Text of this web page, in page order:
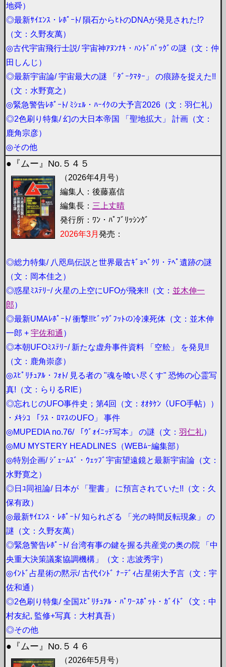
地舜）
◎最新ｻｲｴﾝｽ・ﾚﾎﾟｰﾄ/ 隕石からﾋﾄのDNAが発見された!?
（文：久野友萬）
◎古代宇宙飛行士説/ 宇宙神ｱﾇﾝﾅｷ・ﾊﾝﾄﾞﾊﾞｯｸﾞの謎（文：仲
田しんじ）
◎最新宇宙論/ 宇宙最大の謎 「ﾀﾞｰｸﾏﾀｰ」 の痕跡を捉えた!!
（文：水野寛之）
◎緊急警告ﾚﾎﾟｰﾄ/ ﾐｼｪﾙ・ﾊｰｲｸの大予言2026（文：羽仁礼）
◎2色刷り特集/ 幻の大日本帝国 「聖地拡大」 計画（文：
鹿角宗彦）
◎その他
●『ムー』No.５４５
（2026年4月号）
編集人：後藤嘉信
編集長： 三上丈晴
発行所：ﾜﾝ・ﾊﾟﾌﾞﾘｯｼﾝｸﾞ
2026年3月 発売：
◎総力特集/ 八咫烏伝説と世界最古ｷﾞｮﾍﾞｸﾘ・ﾃﾍﾟ遺跡の謎
（文：岡本佳之）
◎惑星ﾐｽﾃﾘｰ/ 火星の上空にUFOが飛来!!（文： 並木伸一
郎）
◎最新UMAﾚﾎﾟｰﾄ/ 衝撃!!ﾋﾞｯｸﾞﾌｯﾄの冷凍死体（文：並木伸
一郎 + 宇佐和通 ）
◎本朝UFOﾐｽﾃﾘｰ/ 新たな虚舟事件資料 「空舩」 を発見!!
（文：鹿角崇彦）
◎ｽﾋﾟﾘﾁｭｱﾙ・ﾌｫﾄ/ 見る者の "魂を喰い尽くす" 恐怖の心霊写
真!（文：らりるRIE）
◎忘れじのUFO事件史；第4回（文：ｵｵﾀｹﾝ（UFO手帖））
・ﾒｷｼｺ 「ﾗｽ・ﾛﾏｽのUFO」 事件
◎MUPEDIA no.76/ 「ｳﾞｫｲﾆｯﾁ写本」 の謎（文： 羽仁礼）
◎MU MYSTERY HEADLINES（WEBﾑｰ編集部）
◎特別企画/ ｼﾞｪｰﾑｽﾞ・ｳｪｯﾌﾞ宇宙望遠鏡と最新宇宙論（文：
水野寛之）
◎日ﾕ同祖論/ 日本が 「聖書」 に預言されていた!!（文：久
保有政）
◎最新ｻｲｴﾝｽ・ﾚﾎﾟｰﾄ/ 知られざる 「光の時間反転現象」 の
謎（文：久野友萬）
◎緊急警告ﾚﾎﾟｰﾄ/ 台湾有事の鍵を握る共産党の奥の院 「中
央重大決策議案協調機構」（文：志波秀宇）
◎ｲﾝﾄﾞ占星術の黙示/ 古代ｲﾝﾄﾞ ﾅｰﾃﾞｨ占星術大予言（文：宇
佐和通）
◎2色刷り特集/ 全国ｽﾋﾟﾘﾁｭｱﾙ・ﾊﾟﾜｰｽﾎﾟｯﾄ・ｶﾞｲﾄﾞ（文：中
村友紀, 監修+写真：大村真吾）
◎その他
●『ムー』No.５４６
（2026年5月号）